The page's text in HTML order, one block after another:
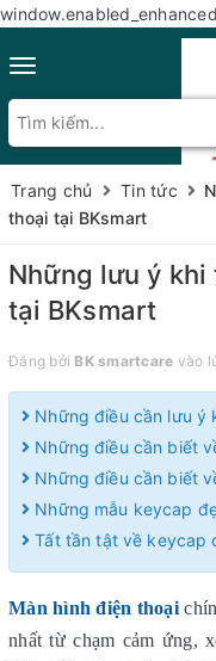
Toggle
Trang chủ Tin tức
thoại tại BKsmart
Những lưu ý
tại BKsmart
Đăng bởi BK smartcare vào
Những điều cần lưu ý
Những điều cần biết
Những điều cần biết
Những mẫu keycap
Tất tần tật về keycap
Màn hình điện thoại
nhất từ chạm cảm ứng,